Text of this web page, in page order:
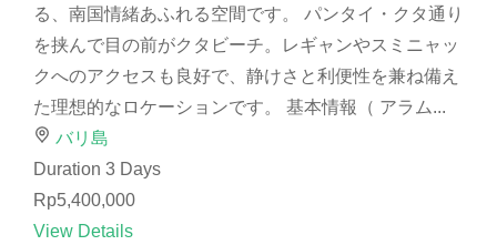
る、南国情緒あふれる空間です。 パンタイ・クタ通り
を挟んで目の前がクタビーチ。レギャンやスミニャッ
クへのアクセスも良好で、静けさと利便性を兼ね備え
た理想的なロケーションです。 基本情報（ アラム...
バリ島
Duration 3 Days
Rp5,400,000
View Details